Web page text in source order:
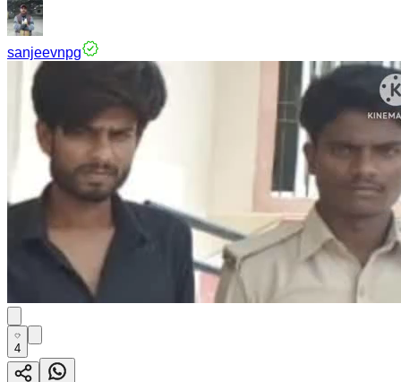
sanjeevnpg
4